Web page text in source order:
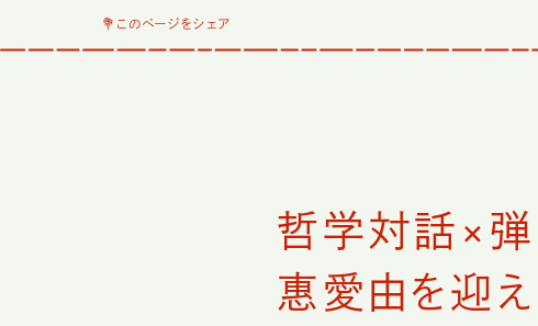
💐このページをシェア
哲学対話×弾
惠愛由を